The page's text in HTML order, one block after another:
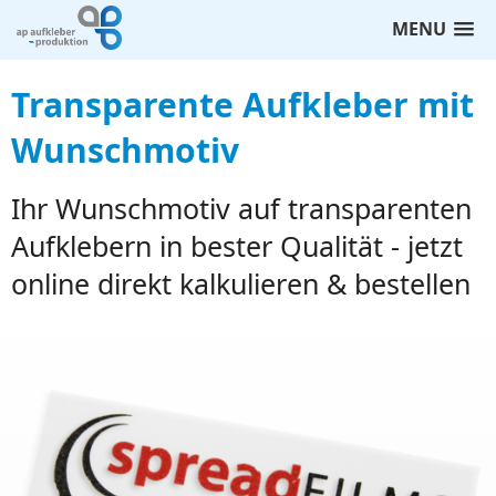
MENU
Transparente Aufkleber mit
Wunschmotiv
Ihr Wunschmotiv auf transparenten
Aufklebern in bester Qualität - jetzt
online direkt kalkulieren & bestellen